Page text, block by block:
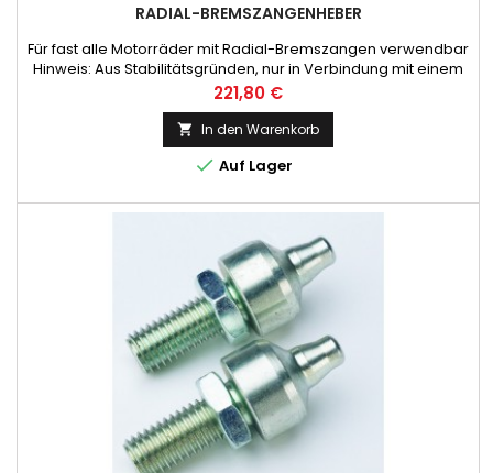
RADIAL-BREMSZANGENHEBER
Für fast alle Motorräder mit Radial-Bremszangen verwendbar
Hinweis: Aus Stabilitätsgründen, nur in Verbindung mit einem
Hinterradheber oder Hauptständer verwenden!
Preis
221,80 €
 In den Warenkorb
 Auf Lager